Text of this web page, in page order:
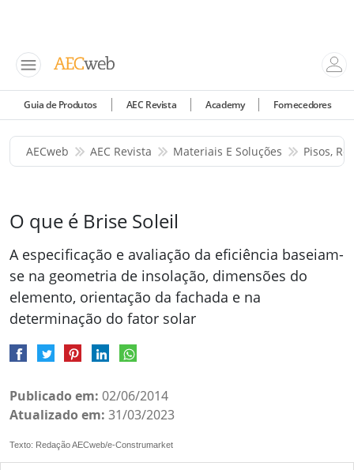
Guia de Produtos AEC Revista Academy Fornecedores
AECweb AEC Revista Materiais E Soluções Pisos,
O que é Brise Soleil
A especificação e avaliação da eficiência baseiam-
se na geometria de insolação, dimensões do
elemento, orientação da fachada e na
determinação do fator solar
Publicado em: 02/06/2014
Atualizado em: 31/03/2023
Texto: Redação AECweb/e-Construmarket